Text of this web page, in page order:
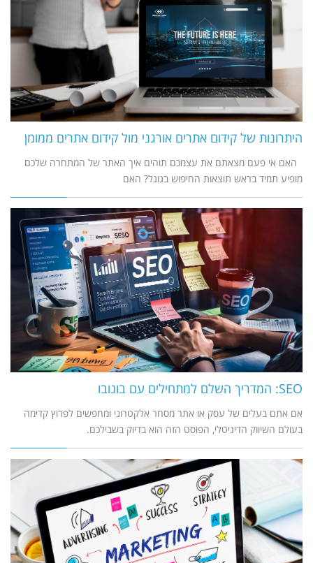
היתרונות של קידום אתרים אורגני מול קידום אתרים ממומן
האם אי פעם מצאתם את עצמכם תוהים איך האתר של המתחרה שלכם
מופיע תמיד בראש תוצאות החיפוש בגוגל? האם
SEO: המדריך השלם למתחילים עם בונובו
אם אתם בעלים של עסק או אתר מסחר אלקטרוני ומחפשים לפרוץ קדימה
בעולם השיווק הדיגיטלי, הפוסט הזה הוא בדיוק בשבילכם.